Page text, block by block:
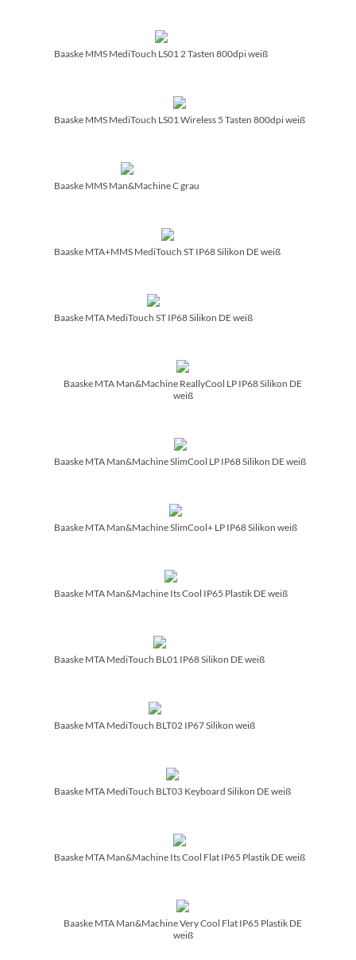
Baaske MMS MediTouch LS01 2 Tasten 800dpi weiß
Baaske MMS MediTouch LS01 Wireless 5 Tasten 800dpi weiß
Baaske MMS Man&Machine C grau
Baaske MTA+MMS MediTouch ST IP68 Silikon DE weiß
Baaske MTA MediTouch ST IP68 Silikon DE weiß
Baaske MTA Man&Machine ReallyCool LP IP68 Silikon DE
weiß
Baaske MTA Man&Machine SlimCool LP IP68 Silikon DE weiß
Baaske MTA Man&Machine SlimCool+ LP IP68 Silikon weiß
Baaske MTA Man&Machine Its Cool IP65 Plastik DE weiß
Baaske MTA MediTouch BL01 IP68 Silikon DE weiß
Baaske MTA MediTouch BLT02 IP67 Silikon weiß
Baaske MTA MediTouch BLT03 Keyboard Silikon DE weiß
Baaske MTA Man&Machine Its Cool Flat IP65 Plastik DE weiß
Baaske MTA Man&Machine Very Cool Flat IP65 Plastik DE
weiß